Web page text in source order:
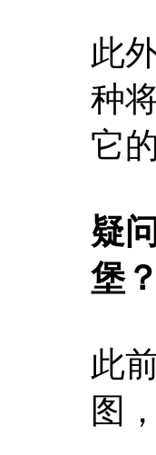
此
种
它
疑
堡？
此
图